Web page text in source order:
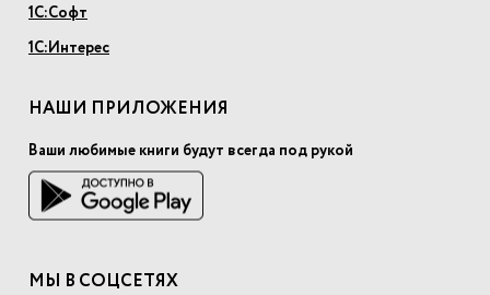
1С:Софт
1С:Интерес
НАШИ ПРИЛОЖЕНИЯ
Ваши любимые книги будут всегда под рукой
МЫ В СОЦСЕТЯХ